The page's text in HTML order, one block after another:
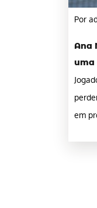
Por
Ana
uma
em